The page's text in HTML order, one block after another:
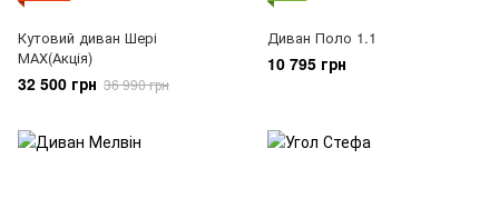
Кутовий диван Шері
МАХ(Акція)
32 500 грн 36 990 грн
Диван Поло 1.1
10 795 грн